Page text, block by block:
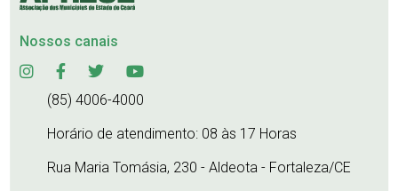
Nossos canais
(85) 4006-4000
Horário de atendimento: 08 às 17 Horas
Rua Maria Tomásia, 230 - Aldeota - Fortaleza/CE